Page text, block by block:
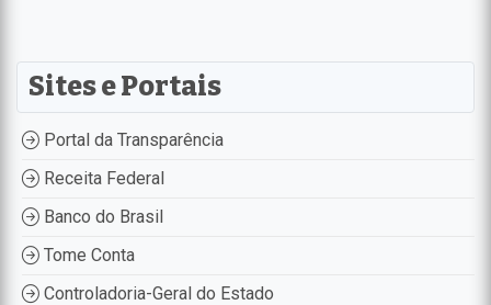
Sites e Portais
Portal da Transparência
Receita Federal
Banco do Brasil
Tome Conta
Controladoria-Geral do Estado